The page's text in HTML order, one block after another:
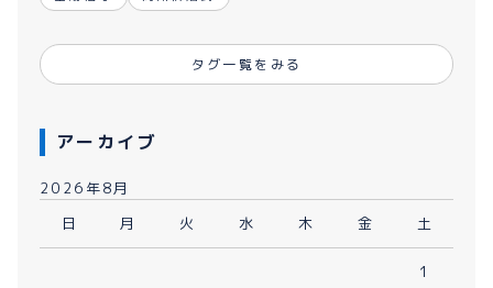
タグ一覧をみる
アーカイブ
2026年8月
日
月 火 水 木 金 土
1